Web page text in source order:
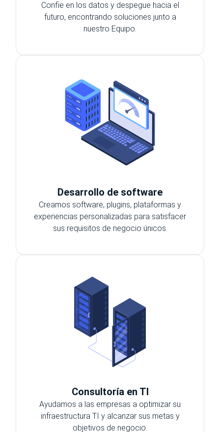
Confie en los datos y despegue hacia el
futuro, encontrando soluciones junto a
nuestro Equipo.
Desarrollo de software
Creamos software, plugins, plataformas y
experiencias personalizadas para satisfacer
sus requisitos de negocio únicos.
Consultoría en TI
Ayudamos a las empresas a optimizar su
infraestructura TI y alcanzar sus metas y
objetivos de negocio.